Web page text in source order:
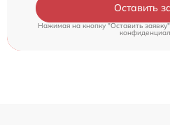
Оставить
Нажимая на кнопку "Оставить